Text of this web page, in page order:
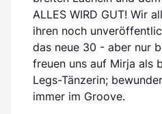
ALLES WIRD GUT! Wir
ihren noch
das neue 30 - aber nur
freuen uns auf Mirja als
Legs-Tänzerin;
immer im Groove.